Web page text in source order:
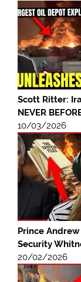
Scott Ritter:
NEVER
10/03/2026
Prince
Security
20/02/2026